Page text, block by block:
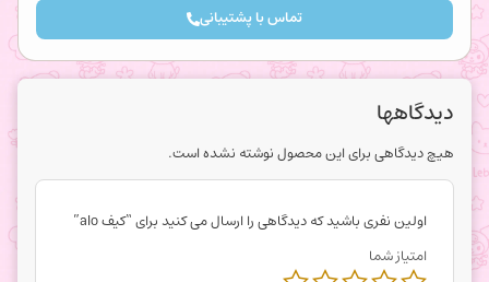
تماس با پشتیبانی
دیدگاهها
هیچ دیدگاهی برای این محصول نوشته نشده است.
اولین نفری باشید که دیدگاهی را ارسال می کنید برای “کیف alo”
امتیاز شما